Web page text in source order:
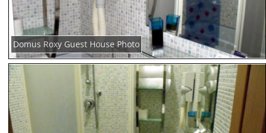
Domus Roxy Guest House Photo